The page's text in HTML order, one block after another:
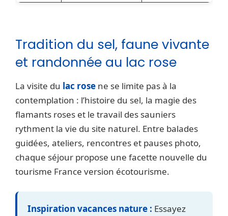
Tradition du sel, faune vivante
et randonnée au lac rose
La visite du lac rose ne se limite pas à la
contemplation : l’histoire du sel, la magie des
flamants roses et le travail des sauniers
rythment la vie du site naturel. Entre balades
guidées, ateliers, rencontres et pauses photo,
chaque séjour propose une facette nouvelle du
tourisme France version écotourisme.
Inspiration vacances nature : Essayez